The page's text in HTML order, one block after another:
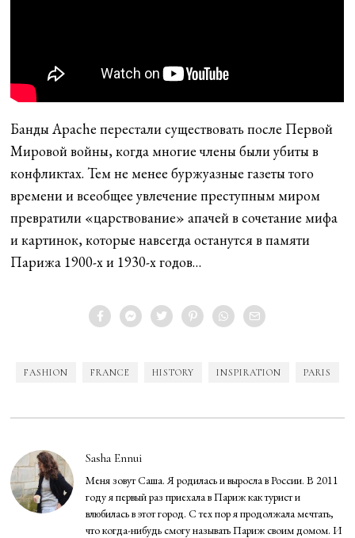
Банды Apache перестали существовать после Первой
Мировой войны, когда многие члены были убиты в
конфликтах. Тем не менее буржуазные газеты того
времени и всеобщее увлечение преступным миром
превратили «царствование» апачей в сочетание мифа
и картинок, которые навсегда останутся в памяти
Парижа 1900-х и 1930-x годов…
FASHION FRANCE HISTORY INSPIRATION PARIS
Sasha Ennui
Меня зовут Саша. Я родилась и выросла в России. В 2011
году я первый раз приехала в Париж как турист и
влюбилась в этот город. С тех пор я продолжала мечтать,
что когда-нибудь смогу называть Париж своим домом. И